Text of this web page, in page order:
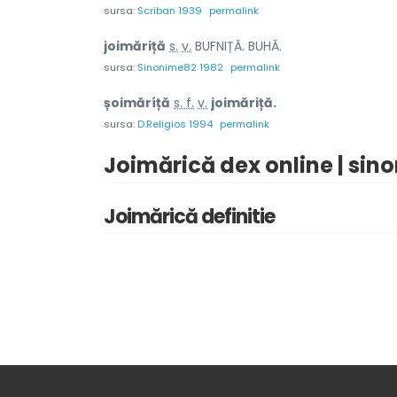
sursa: Scriban 1939 permalink
joimăriță s. v. BUFNIȚĂ. BUHĂ.
sursa: Sinonime82 1982 permalink
șoimăríță s. f. v. joimăriță.
sursa:D.Religios 1994 permalink
Joimărică dex online |
Joimărică definitie